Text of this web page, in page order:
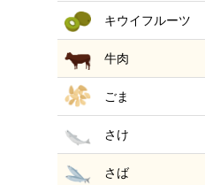
キウイフルーツ
牛肉
ごま
さけ
さば